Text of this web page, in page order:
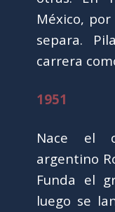
México,
separa.
carrera
1951
Nace el
argentino
Funda el
luego se